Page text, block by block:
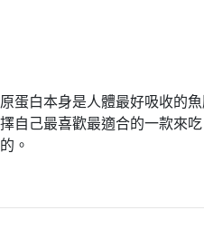
蛋白本身是人體最好吸收的
自己最喜歡最適合的一款來
。